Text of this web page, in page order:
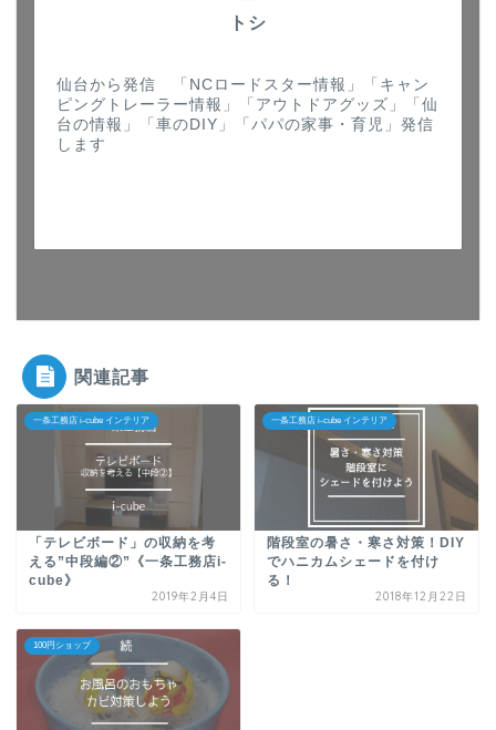
トシ
仙台から発信 「NCロードスター情報」「キャン
ピングトレーラー情報」「アウトドアグッズ」「仙
台の情報」「車のDIY」「パパの家事・育児」発信
します
関連記事
一条工務店 i-cube インテリア
「テレビボード」の収納を考
える”中段編②”《一条工務店i-
cube》
2019年2月4日
一条工務店 i-cube インテリア
階段室の暑さ・寒さ対策！DIY
でハニカムシェードを付け
る！
2018年12月22日
100円ショップ